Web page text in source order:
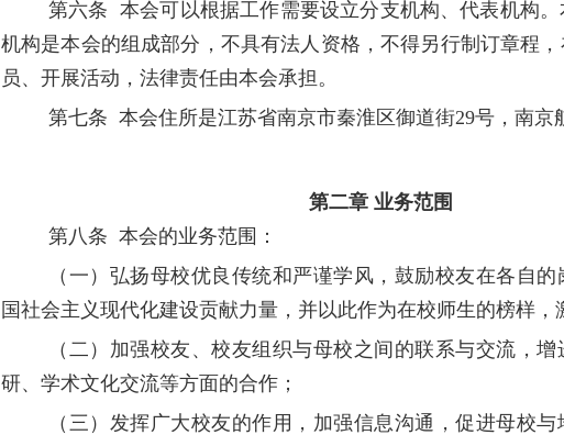
第六条 本会可以根据工作需要设立分支机构、代表机构
机构是本会的组成部分，不具有法人资格，不得另行制订章程
员、开展活动，法律责任由本会承担。
第七条 本会住所是江苏省南京市秦淮区御道街29号，南京
第二章 业务范围
第八条 本会的业务范围：
（一）弘扬母校优良传统和严谨学风，鼓励校友在各自
国社会主义现代化建设贡献力量，并以此作为在校师生的榜样，
（二）加强校友、校友组织与母校之间的联系与交流，
研、学术文化交流等方面的合作；
（三）发挥广大校友的作用，加强信息沟通，促进母校